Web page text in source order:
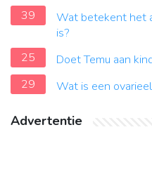
39
Wat betekent het
is?
25
Doet Temu aan
29
Wat is een
Advertentie